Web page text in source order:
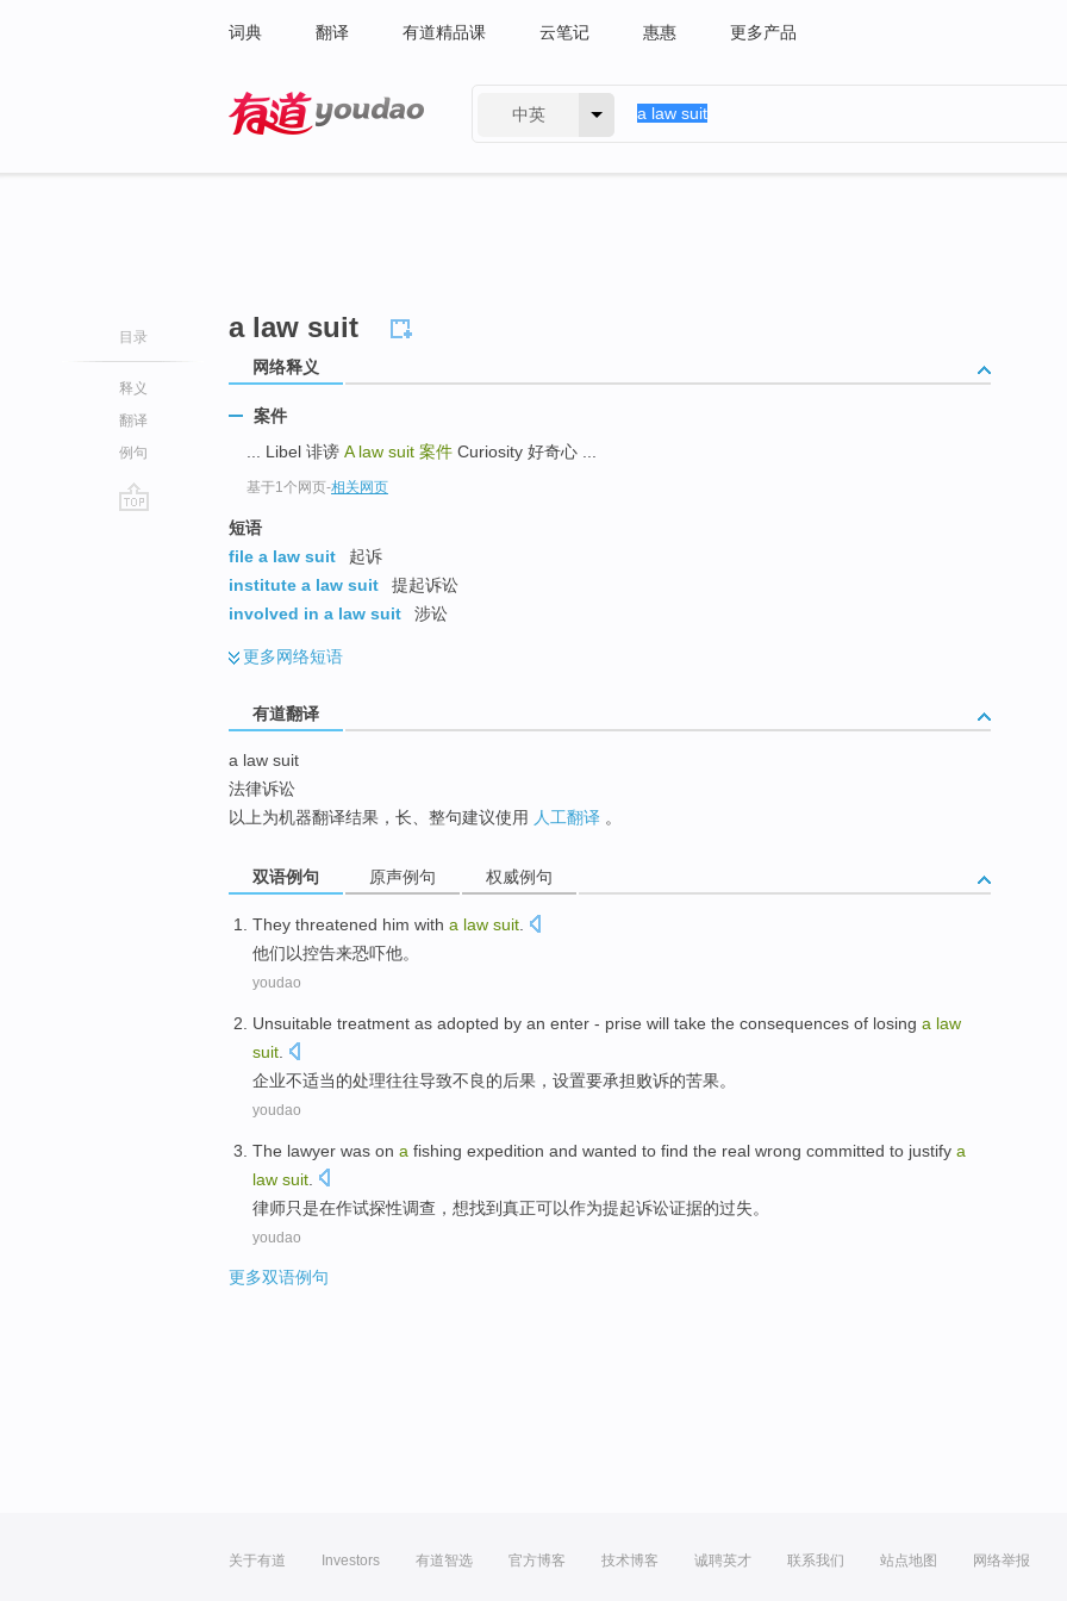
词典 翻译 有道精品课 云笔记 惠惠 更多产品
中英
目录
释义
翻译
例句
a law suit
网络释义
案件
... Libel 诽谤 A law suit 案件 Curiosity 好奇心 ...
基于1个网页-相关网页
短语
file a law suit
起诉
institute a law suit
提起诉讼
involved in a law suit
涉讼
更多网络短语
有道翻译
a law suit
法律诉讼
以上为机器翻译结果，长、整句建议使用 人工翻译 。
双语例句 原声例句 权威例句
They threatened him with a law suit
他们以控告来恐吓他。
youdao
Unsuitable treatment as adopted by an enter - prise will take the consequences of losing a law
suit
企业不适当的处理往往导致不良的后果 ，设置要承担败诉的苦果。
youdao
The lawyer was on a fishing expedition and wanted to find the real wrong committed to justify a
law suit
律师只是在作试探性调查， 想找到真正可以作为提起诉讼证据的过失。
youdao
更多双语例句
关于有道 Investors 有道智选 官方博客 技术博客 诚聘英才 联系我们 站点地图 网络举报